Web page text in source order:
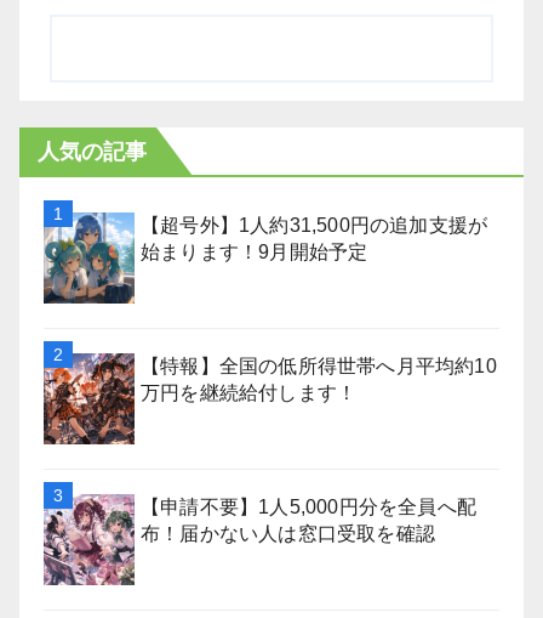
人気の記事
【超号外】1人約31,500円の追加支援が
始まります！9月開始予定
【特報】全国の低所得世帯へ月平均約10
万円を継続給付します！
【申請不要】1人5,000円分を全員へ配
布！届かない人は窓口受取を確認